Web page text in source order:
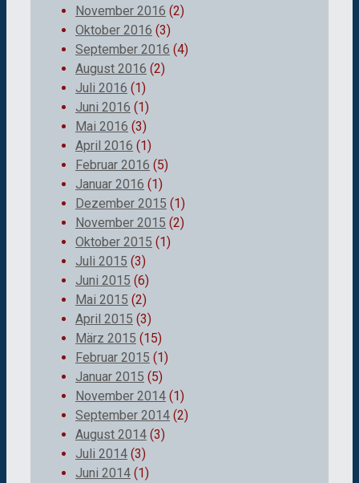
November 2016 (2)
Oktober 2016 (3)
September 2016 (4)
August 2016 (2)
Juli 2016 (1)
Juni 2016 (1)
Mai 2016 (3)
April 2016 (1)
Februar 2016 (5)
Januar 2016 (1)
Dezember 2015 (1)
November 2015 (2)
Oktober 2015 (1)
Juli 2015 (3)
Juni 2015 (6)
Mai 2015 (2)
April 2015 (3)
März 2015 (15)
Februar 2015 (1)
Januar 2015 (5)
November 2014 (1)
September 2014 (2)
August 2014 (3)
Juli 2014 (3)
Juni 2014 (1)